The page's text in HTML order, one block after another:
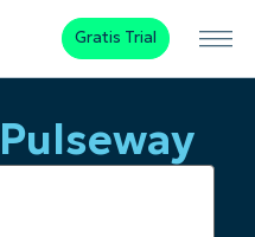
Gratis Trial